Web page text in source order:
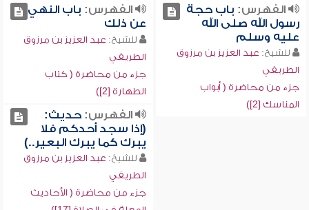
الفهرس: باب حجة
رسول الله صلى الله
عليه وسلم
للشيخ: عبد العزيز بن مرزوق
الطريفي
جزء من محاضرة ( أبواب
المناسك [2])
الفهرس: باب النهي
عن ذلك
للشيخ: عبد العزيز بن مرزوق
الطريفي
جزء من محاضرة ( كتاب
الطهارة [2])
الفهرس:حديث:
(إذا سجد أحدكم فلا
يبرك كما يبرك البعير..)
للشيخ: عبد العزيز بن مرزوق
الطريفي
جزء من محاضرة ( الأحاديث